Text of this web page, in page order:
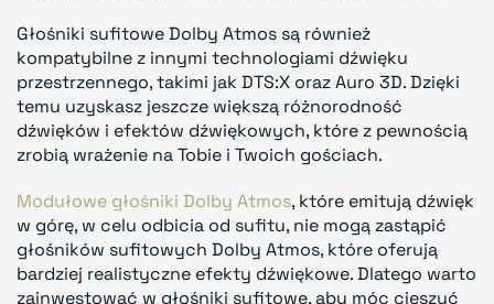
Głośniki sufitowe Dolby Atmos są również
kompatybilne z innymi technologiami dźwięku
przestrzennego, takimi jak DTS:X oraz Auro 3D. Dzięki
temu uzyskasz jeszcze większą różnorodność
dźwięków i efektów dźwiękowych, które z pewnością
zrobią wrażenie na Tobie i Twoich gościach.
Modułowe głośniki Dolby Atmos, które emitują dźwięk
w górę, w celu odbicia od sufitu, nie mogą zastąpić
głośników sufitowych Dolby Atmos, które oferują
bardziej realistyczne efekty dźwiękowe. Dlatego warto
zainwestować w głośniki sufitowe, aby móc cieszyć